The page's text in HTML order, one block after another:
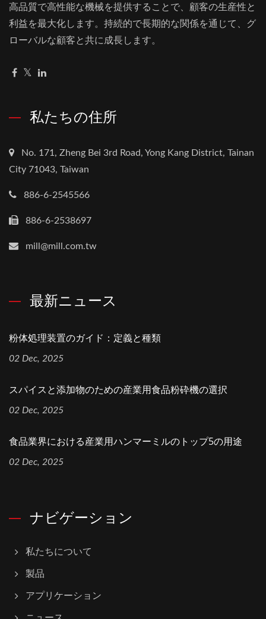
高品質で高性能な機械を提供することで、顧客の生産性と
利益を最大化します。持続的で長期的な関係を通じて、グ
ローバルな顧客と共に成長します。
私たちの住所
No. 171, Zheng Bei 3rd Road, Yong Kang District, Tainan
City 71043, Taiwan
886-6-2545566
886-6-2538697
mill@mill.com.tw
最新ニュース
粉体処理装置のガイド：定義と種類
02 Dec, 2025
スパイスと添加物のための産業用食品粉砕機の選択
02 Dec, 2025
食品業界における産業用ハンマーミルのトップ5の用途
02 Dec, 2025
ナビゲーション
私たちについて
製品
アプリケーション